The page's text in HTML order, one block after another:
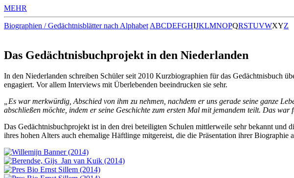
MEHR
Biographien / Gedächtnisblätter nach Alphabet ABCDEFGHIJKLMNOPQRSTUVWXYZ
Das Gedächtnisbuchprojekt in den Niederlanden
In den Niederlanden schreiben Schüler seit 2010 Kurzbiographien für das Gedächtnisbuch
engagiert. Vor allem Interviews mit Überlebenden beeindrucken sie sehr.
„Es war merkwürdig, Abschied von ihm zu nehmen, nachdem er uns gerade seine ganze
abschließen möchte, indem er seine Geschichte zum ersten Mal mit jemandem teilt. Das war
Das Gedächtnisbuchprojekt ist in den drei beteiligten Schulen mittlerweile sehr bekannt
ihres hohen Alters auch ehemalige Häftlinge mitgereist, die die Präsentation ihrer Biographie